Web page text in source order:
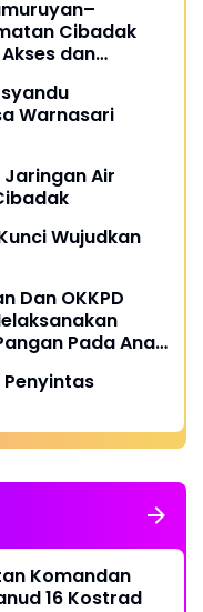
Cibadak
dan
Warnasari
Jaringan Air
Wujudkan
Dan OKKPD
Pada Anak
Penyintas
Komandan
16 Kostrad